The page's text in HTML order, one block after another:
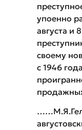
упоенно
августа и
своему
с 1946